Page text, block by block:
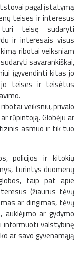
pagal įstatymą
teises ir interesus
turi teisę sudaryti
ir interesais visus
ribotai veiksniam
savarankiškai,
įgyvendinti kitas jo
jo teises ir teisėtus
veiksniu, privalo
rūpintoją. Globėju ar
asmuo ir tik tuo
policijos ir kitokių
turintys duomenų
taip pat apie
(žiaurus tėvų
ar dingimas, tėvų
ar gydymo
informuoti valstybinę
ar savo gyvenamąją